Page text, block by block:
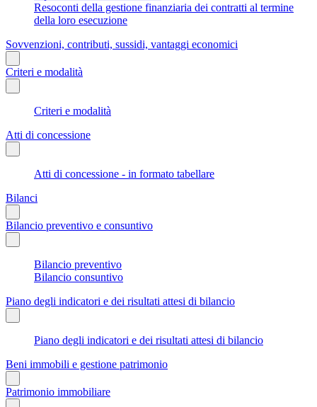
Resoconti della gestione finanziaria dei contratti al termine
della loro esecuzione
Sovvenzioni, contributi, sussidi, vantaggi economici
Criteri e modalità
Criteri e modalità
Atti di concessione
Atti di concessione - in formato tabellare
Bilanci
Bilancio preventivo e consuntivo
Bilancio preventivo
Bilancio consuntivo
Piano degli indicatori e dei risultati attesi di bilancio
Piano degli indicatori e dei risultati attesi di bilancio
Beni immobili e gestione patrimonio
Patrimonio immobiliare